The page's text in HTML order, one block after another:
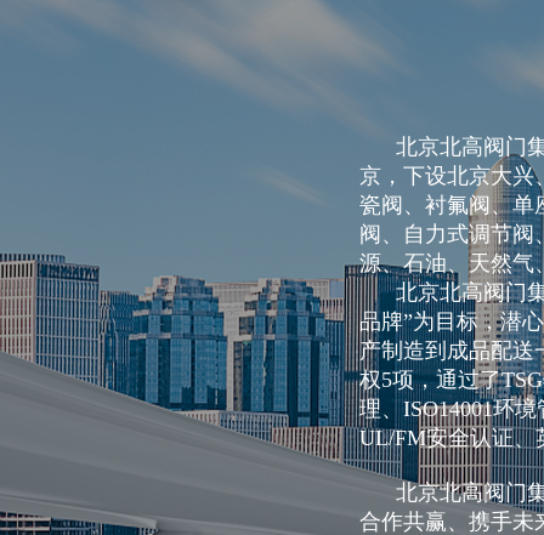
气动陶瓷偏心半球阀（
PN16）1
北京北高阀门集
京，下设北京大兴
瓷阀、衬氟阀、单
阀、自力式调节阀
源、石油、天然
北京北高阀门集
品牌”为目标，潜
产制造到成品配送
权5项，通过了
理、ISO14001环
UL/FM安全认证
北京北高阀门集
合作共赢、携手未